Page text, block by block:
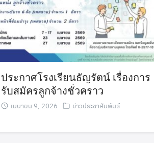
ประกาศโรงเรียนธัญรัตน์ เรื่องการ
รับสมัครลูกจ้างชั่วคราว
เมษายน 9, 2026 ข่าวประชาสัมพันธ์